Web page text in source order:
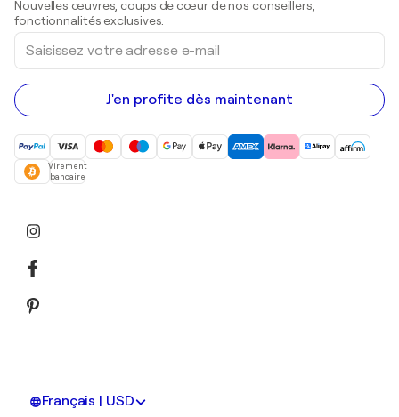
Peintures acryliques
Nouvelles œuvres, coups de cœur de nos conseillers,
fonctionnalités exclusives.
Saisissez
votre
adresse
e-
mail
J'en profite dès maintenant
Virement
bancaire
Français | USD